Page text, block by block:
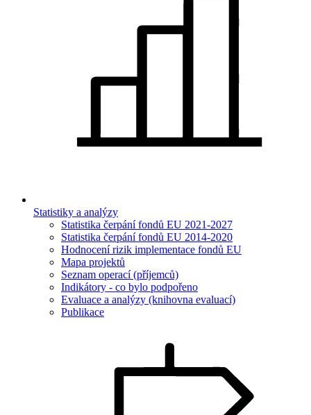
Statistiky a analýzy
Statistika čerpání fondů EU 2021-2027
Statistika čerpání fondů EU 2014-2020
Hodnocení rizik implementace fondů EU
Mapa projektů
Seznam operací (příjemců)
Indikátory - co bylo podpořeno
Evaluace a analýzy (knihovna evaluací)
Publikace